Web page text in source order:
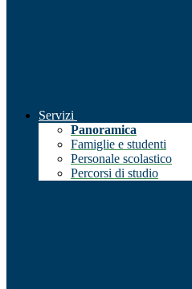
Servizi
Panoramica
Famiglie e studenti
Personale scolastico
Percorsi di studio